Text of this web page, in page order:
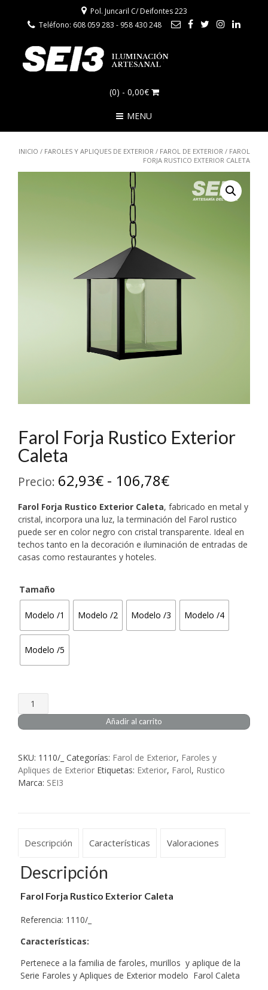
Pol. Juncaril C/ Deifontes 223
Teléfono: 608 059 283 - 958 430 248
(0) - 0,00€
MENU
INICIO / FAROLES Y APLIQUES DE EXTERIOR / FAROL DE EXTERIOR / FAROL
FORJA RUSTICO EXTERIOR CALETA
Farol Forja Rustico Exterior
Caleta
Precio: 62,93€ - 106,78€Rango
de
precios:
desde
106,78€
Farol Forja Rustico Exterior Caleta, fabricado en metal y
cristal, incorpora una luz, la terminación del Farol rustico
puede ser en color negro con cristal transparente. Ideal en
techos tanto en la decoración e iluminación de entradas de
casas como restaurantes y hoteles.
Tamaño
Modelo /1 Modelo /2 Modelo /3 Modelo /4
Modelo /5
Farol
Forja
Rustico
Caleta
cantidad
Añadir al carrito
SKU: 1110/_ Categorías: Farol de Exterior, Faroles y
Apliques de Exterior Etiquetas: Exterior, Farol, Rustico
Marca: SEI3
Descripción Características Valoraciones
Descripción
Farol Forja Rustico Exterior Caleta
Referencia: 1110/_
Características:
Pertenece a la familia de faroles, murillos y aplique de la
Serie Faroles y Apliques de Exterior modelo Farol Caleta